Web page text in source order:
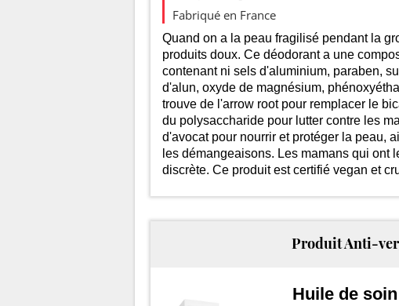
2025
10
12
14
Fabriqué en France
Quand on a la peau fragilisé pendant la
produits doux. Ce déodorant a une
contenant ni sels d'aluminium, paraben,
d'alun, oxyde de magnésium,
trouve de l'arrow root pour remplacer le
du polysaccharide pour lutter contre les
d'avocat pour nourrir et protéger la peau,
les démangeaisons. Les mamans qui ont
discrète. Ce produit est certifié vegan et
Produit Anti-
Huile de